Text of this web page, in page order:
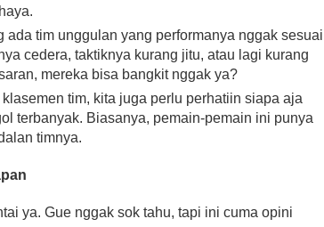
ada tim unggulan yang performanya nggak sesuai
cedera, taktiknya kurang jitu, atau lagi kurang
mereka bisa bangkit nggak ya?
tim, kita juga perlu perhatiin siapa aja
terbanyak. Biasanya, pemain-pemain ini punya
timnya.
ya. Gue nggak sok tahu, tapi ini cuma opini